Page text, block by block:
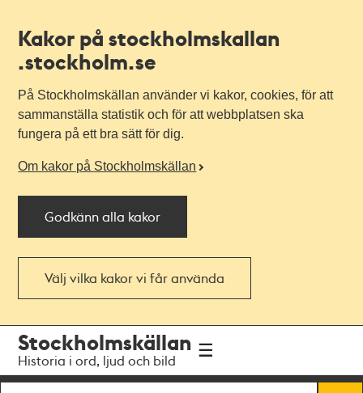
Kakor på stockholmskallan
.stockholm.se
På Stockholmskällan använder vi kakor, cookies, för att
sammanställa statistik och för att webbplatsen ska
fungera på ett bra sätt för dig.
Om kakor på Stockholmskällan
Godkänn alla kakor
Välj vilka kakor vi får använda
navigationen
huvudinnehållet
Stockholmskällan
Historia i ord, ljud och bild